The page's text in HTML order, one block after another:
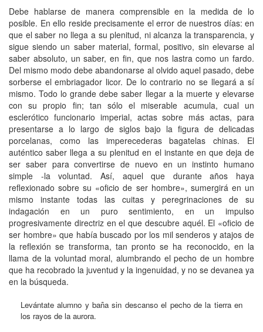
Debe hablarse de manera comprensible en la medida de lo
posible. En ello reside precisamente el error de nuestros días: en
que el saber no llega a su plenitud, ni alcanza la transparencia, y
sigue siendo un saber material, formal, positivo, sin elevarse al
saber absoluto, un saber, en fin, que nos lastra como un fardo.
Del mismo modo debe abandonarse al olvido aquel pasado, debe
sorberse el embriagador licor. De lo contrario no se llegará a sí
mismo. Todo lo grande debe saber llegar a la muerte y elevarse
con su propio fin; tan sólo el miserable acumula, cual un
esclerótico funcionario imperial, actas sobre más actas, para
presentarse a lo largo de siglos bajo la figura de delicadas
porcelanas, como las imperecederas bagatelas chinas. El
auténtico saber llega a su plenitud en el instante en que deja de
ser saber para convertirse de nuevo en un instinto humano
simple -la voluntad. Así, aquel que durante años haya
reflexionado sobre su «oficio de ser hombre», sumergirá en un
mismo instante todas las cuitas y peregrinaciones de su
indagación en un puro sentimiento, en un impulso
progresivamente directriz en el que descubre aquél. El «oficio de
ser hombre» que había buscado por los mil senderos y atajos de
la reflexión se transforma, tan pronto se ha reconocido, en la
llama de la voluntad moral, alumbrando el pecho de un hombre
que ha recobrado la juventud y la ingenuidad, y no se devanea ya
en la búsqueda.
Levántate alumno y baña sin descanso el pecho de la tierra en
los rayos de la aurora.